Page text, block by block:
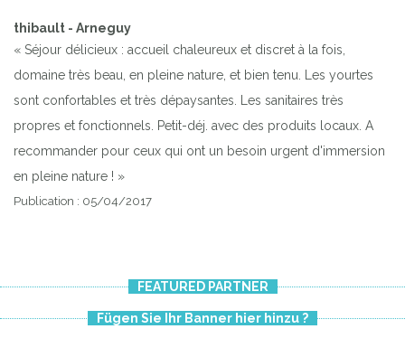
thibault - Arneguy
« Séjour délicieux : accueil chaleureux et discret à la fois,
domaine très beau, en pleine nature, et bien tenu. Les yourtes
sont confortables et très dépaysantes. Les sanitaires très
propres et fonctionnels. Petit-déj. avec des produits locaux. A
recommander pour ceux qui ont un besoin urgent d'immersion
en pleine nature ! »
Publication : 05/04/2017
FEATURED PARTNER
Fügen Sie Ihr Banner hier hinzu ?